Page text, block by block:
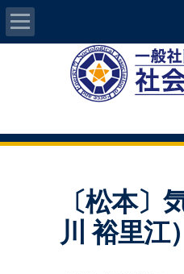
気学/易 セミナー
講師の紹介
〔松本〕
川 裕里江）